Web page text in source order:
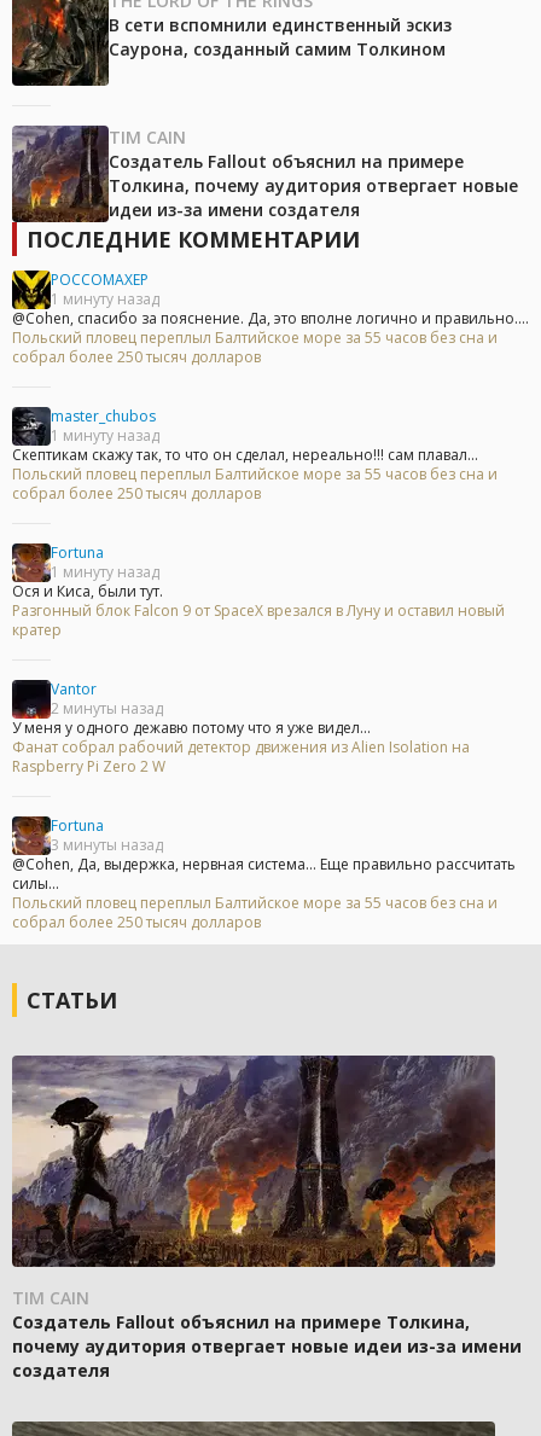
В сети вспомнили единственный эскиз
Саурона, созданный самим Толкином
TIM CAIN
Создатель Fallout объяснил на примере
Толкина, почему аудитория отвергает новые
идеи из-за имени создателя
ПОСЛЕДНИЕ КОММЕНТАРИИ
POCCOMAXEP
1 минуту назад
@Cohen, спасибо за пояснение. Да, это вполне логично и правильно....
Польский пловец переплыл Балтийское море за 55 часов без сна и
собрал более 250 тысяч долларов
master_chubos
1 минуту назад
Скептикам скажу так, то что он сделал, нереально!!! сам плавал...
Польский пловец переплыл Балтийское море за 55 часов без сна и
собрал более 250 тысяч долларов
Fortuna
1 минуту назад
Ося и Киса, были тут.
Разгонный блок Falcon 9 от SpaceX врезался в Луну и оставил новый
кратер
Vantor
2 минуты назад
У меня у одного дежавю потому что я уже видел...
Фанат собрал рабочий детектор движения из Alien Isolation на
Raspberry Pi Zero 2 W
Fortuna
3 минуты назад
@Cohen, Да, выдержка, нервная система... Еще правильно рассчитать
силы...
Польский пловец переплыл Балтийское море за 55 часов без сна и
собрал более 250 тысяч долларов
СТАТЬИ
TIM CAIN
Создатель Fallout объяснил на примере Толкина,
почему аудитория отвергает новые идеи из-за имени
создателя